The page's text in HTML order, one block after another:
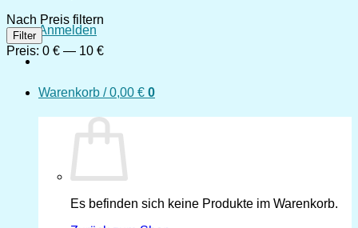
Anmelden
Warenkorb /0,00 € 0
Es befinden sich keine Produkte im Warenkorb.
Nach Preis filtern
Min.
Preis
Max.
Preis
Filter
Preis: 0 € — 10 €